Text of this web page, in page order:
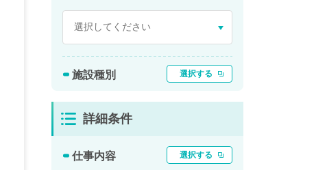
施設種別 選択する
詳細条件
仕事内容 選択する